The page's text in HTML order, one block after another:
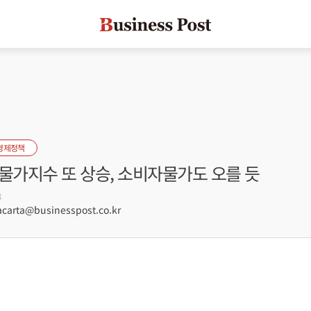
제정책
가지수 또 상승, 소비자물가도 오를 듯